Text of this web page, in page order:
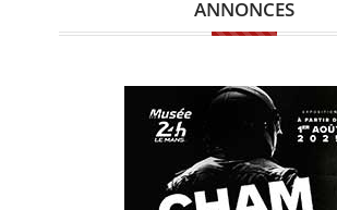
ANNONCES